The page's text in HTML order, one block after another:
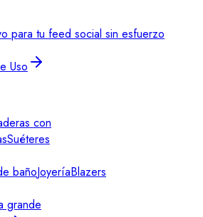
para tu feed social sin esfuerzo
Uso
con
Suéteres
bañoJoyeríaBlazers
grande